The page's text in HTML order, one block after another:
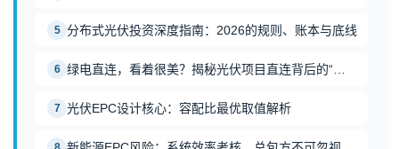
5 分布式光伏投资深度指南：2026的规则、账本与底线
6 绿电直连，看着很美？揭秘光伏项目直连背后的“三道坎
7 光伏EPC设计核心：容配比最优取值解析